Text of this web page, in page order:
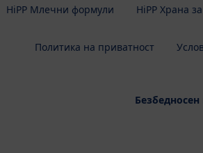
HiPP Млечни формули HiPP Храна
Политика на приватност